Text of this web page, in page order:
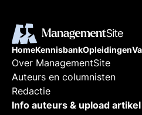
HomeKennisbankOpleidingen
Over ManagementSite
Auteurs en columnisten
Redactie
Info auteurs & upload